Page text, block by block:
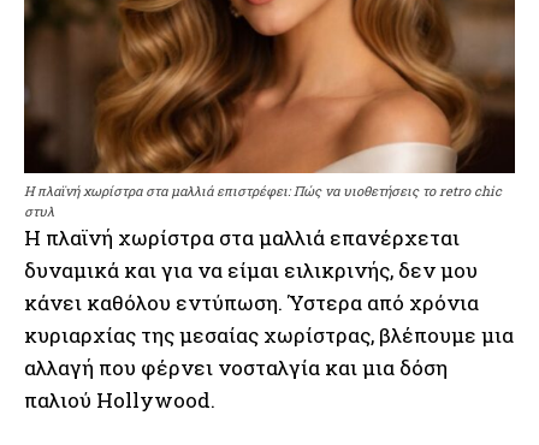
Η πλαϊνή χωρίστρα στα μαλλιά επιστρέφει: Πώς να υιοθετήσεις το retro chic
στυλ
Η πλαϊνή χωρίστρα στα μαλλιά επανέρχεται
δυναμικά και για να είμαι ειλικρινής, δεν μου
κάνει καθόλου εντύπωση. Ύστερα από χρόνια
κυριαρχίας της μεσαίας χωρίστρας, βλέπουμε μια
αλλαγή που φέρνει νοσταλγία και μια δόση
παλιού Hollywood.